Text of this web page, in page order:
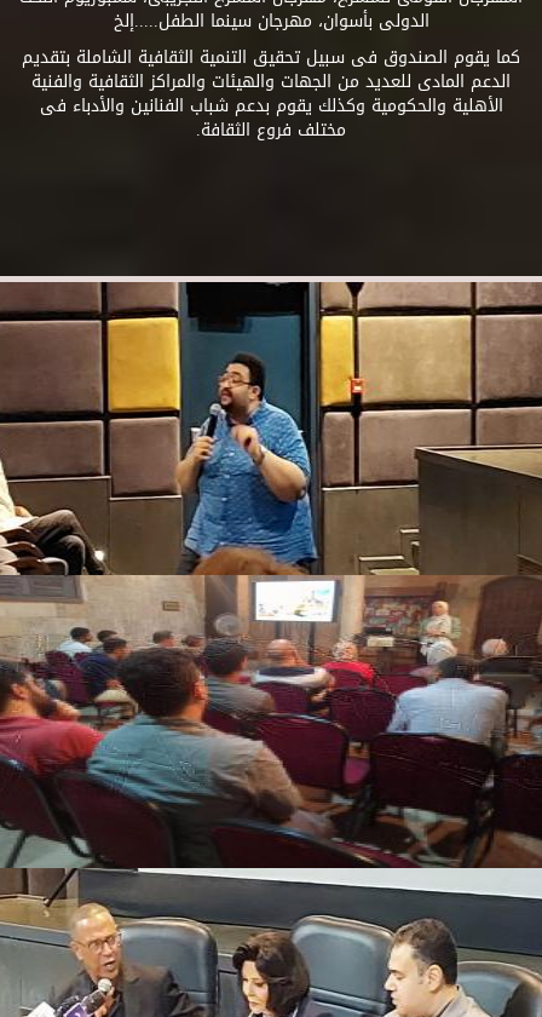
الدولى بأسوان، مهرجان سينما الطفل.....إلخ
كما يقوم الصندوق فى سبيل تحقيق التنمية الثقافية الشاملة بتقديم
الدعم المادى للعديد من الجهات والهيئات والمراكز الثقافية والفنية
الأهلية والحكومية وكذلك يقوم بدعم شباب الفنانين والأدباء فى
مختلف فروع الثقافة.